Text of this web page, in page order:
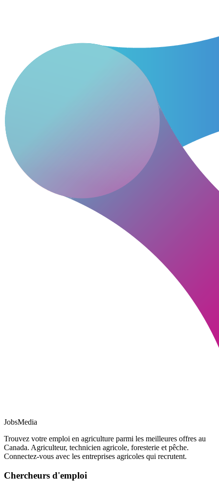
JobsMedia
Trouvez votre emploi en agriculture parmi les meilleures offres au
Canada. Agriculteur, technicien agricole, foresterie et pêche.
Connectez-vous avec les entreprises agricoles qui recrutent.
Chercheurs d'emploi